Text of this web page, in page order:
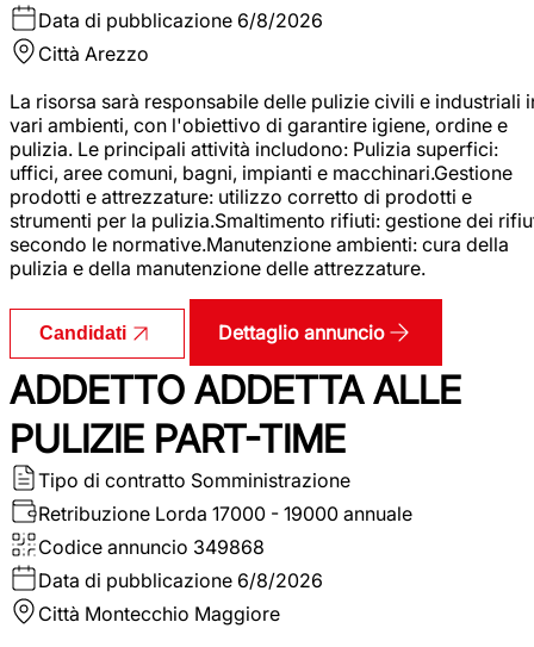
Data di pubblicazione 6/8/2026
Città Arezzo
La risorsa sarà responsabile delle pulizie civili e industriali
vari ambienti, con l'obiettivo di garantire igiene, ordine e
pulizia. Le principali attività includono: Pulizia superfici:
uffici, aree comuni, bagni, impianti e macchinari.Gestione
prodotti e attrezzature: utilizzo corretto di prodotti e
strumenti per la pulizia.Smaltimento rifiuti: gestione dei
secondo le normative.Manutenzione ambienti: cura della
pulizia e della manutenzione delle attrezzature.
Candidati Dettaglio annuncio
ADDETTO ADDETTA ALLE
PULIZIE PART-TIME
Tipo di contratto Somministrazione
Retribuzione Lorda 17000 - 19000 annuale
Codice annuncio 349868
Data di pubblicazione 6/8/2026
Città Montecchio Maggiore